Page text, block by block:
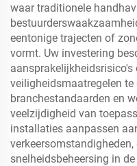
waar traditionele
eentonige trajecten of
vormt. Uw investering
aansprakelijkheidsrisico's
veiligheidsmaatregelen
branchestandaarden en
veelzijdigheid van
installaties aanpassen
snelheidsbeheersing in